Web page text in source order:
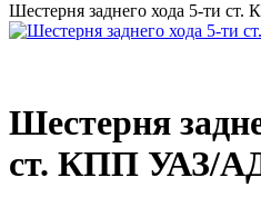
Шестерня заднего хода 5-ти
Шестерня
ст. КПП УАЗ/